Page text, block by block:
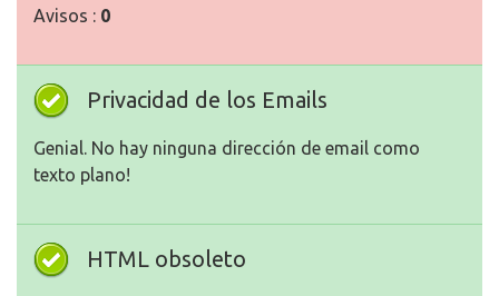
Avisos : 0
Privacidad de los Emails
Genial. No hay ninguna dirección de email como
texto plano!
HTML obsoleto